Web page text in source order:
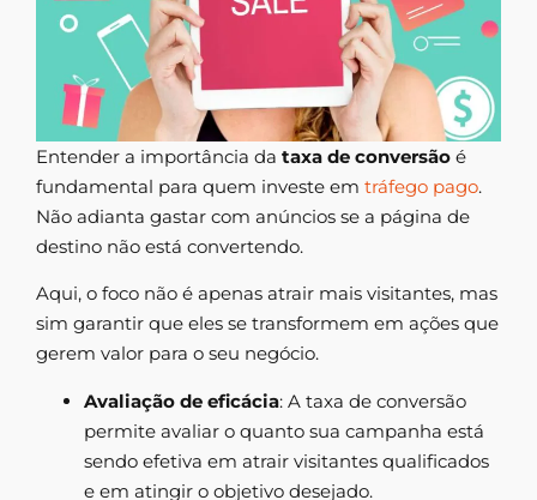
Entender a importância da taxa de conversão é
fundamental para quem investe em tráfego pago.
Não adianta gastar com anúncios se a página de
destino não está convertendo.
Aqui, o foco não é apenas atrair mais visitantes, mas
sim garantir que eles se transformem em ações que
gerem valor para o seu negócio.
Avaliação de eficácia: A taxa de conversão
permite avaliar o quanto sua campanha está
sendo efetiva em atrair visitantes qualificados
e em atingir o objetivo desejado.